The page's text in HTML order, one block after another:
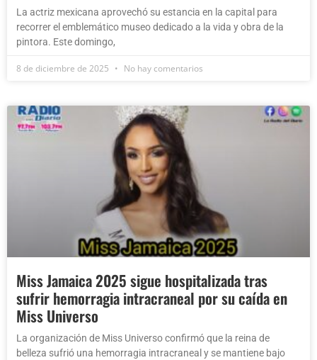
La actriz mexicana aprovechó su estancia en la capital para
recorrer el emblemático museo dedicado a la vida y obra de la
pintora. Este domingo,
8 de diciembre de 2025 No hay comentarios
Miss Jamaica 2025 sigue hospitalizada tras
sufrir hemorragia intracraneal por su caída en
Miss Universo
La organización de Miss Universo confirmó que la reina de
belleza sufrió una hemorragia intracraneal y se mantiene bajo